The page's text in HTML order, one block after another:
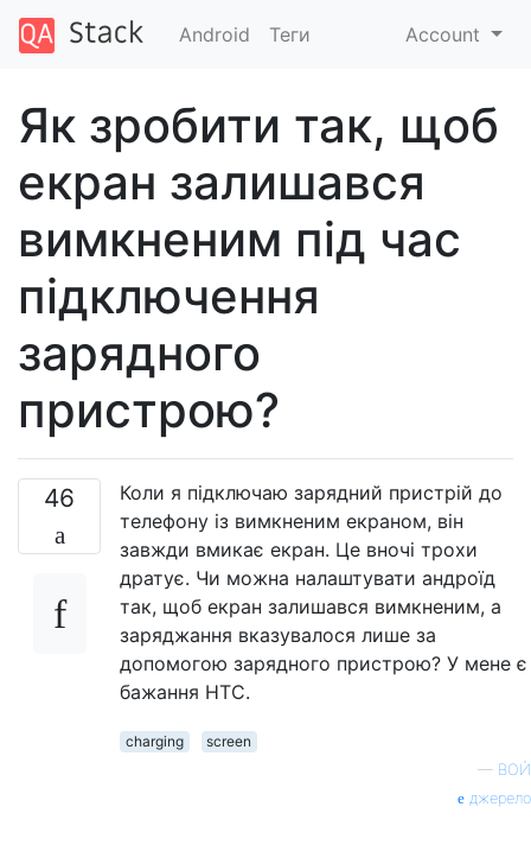
Android Теги Account
Як зробити так, щоб
екран залишався
вимкненим під час
підключення
зарядного
пристрою?
46
Коли я підключаю зарядний пристрій до
телефону із вимкненим екраном, він
завжди вмикає екран. Це вночі трохи
дратує. Чи можна налаштувати андроїд
так, щоб екран залишався вимкненим, а
заряджання вказувалося лише за
допомогою зарядного пристрою? У мене є
бажання HTC.
charging
screen
— ВОЙ
джерело